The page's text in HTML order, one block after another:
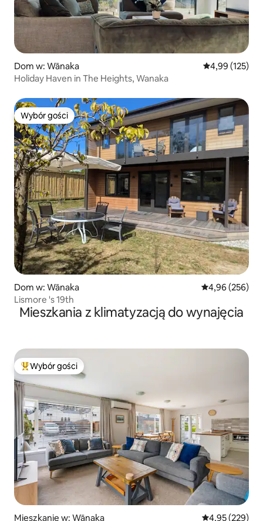
Dom w: Wānaka Średnia
4,99 (125)
Holiday Haven in The Heights, Wanaka
Wybór gości
Wybór gości
Dom w: Wānaka Średnia
4,96 (256)
Lismore 's 19th
Mieszkania z klimatyzacją do wynajęcia
Najpopularniejsze z kategorii Wybór gości
Wybór gości
Mieszkanie w: Wānaka Średnia
4,95 (229)